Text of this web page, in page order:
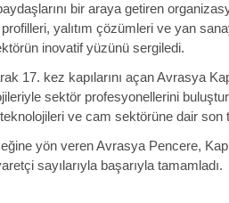
bir araya getiren
yalıtım çözümleri ve yan
inovatif yüzünü sergiledi.
17. kez kapılarını açan Avrasya
sektör profesyonellerini
ve cam sektörüne dair
yön veren Avrasya Pencere,
sayılarıyla başarıyla tamamladı.